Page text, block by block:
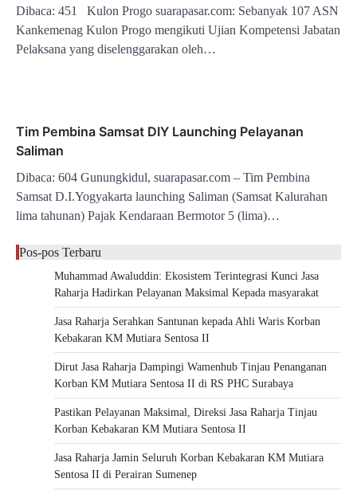
Dibaca: 451 Kulon Progo suarapasar.com: Sebanyak 107 ASN
Kankemenag Kulon Progo mengikuti Ujian Kompetensi Jabatan
Pelaksana yang diselenggarakan oleh…
Tim Pembina Samsat DIY Launching Pelayanan
Saliman
Dibaca: 604 Gunungkidul, suarapasar.com – Tim Pembina
Samsat D.I.Yogyakarta launching Saliman (Samsat Kalurahan
lima tahunan) Pajak Kendaraan Bermotor 5 (lima)…
Pos-pos Terbaru
Muhammad Awaluddin: Ekosistem Terintegrasi Kunci Jasa
Raharja Hadirkan Pelayanan Maksimal Kepada masyarakat
Jasa Raharja Serahkan Santunan kepada Ahli Waris Korban
Kebakaran KM Mutiara Sentosa II
Dirut Jasa Raharja Dampingi Wamenhub Tinjau Penanganan
Korban KM Mutiara Sentosa II di RS PHC Surabaya
Pastikan Pelayanan Maksimal, Direksi Jasa Raharja Tinjau
Korban Kebakaran KM Mutiara Sentosa II
Jasa Raharja Jamin Seluruh Korban Kebakaran KM Mutiara
Sentosa II di Perairan Sumenep